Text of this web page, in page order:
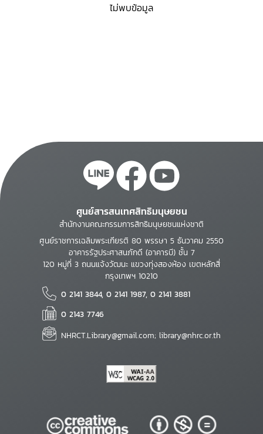
ไม่พบข้อมูล
ศูนย์สารสนเทศสิทธิมนุษยชน
สำนักงานคณะกรรมการสิทธิมนุษยชนแห่งชาติ
ศูนย์ราชการเฉลิมพระเกียรติ 80 พรรษา 5 ธันวาคม 2550
อาคารรัฐประศาสนภักดี (อาคารบี) ชั้น 7
120 หมู่ที่ 3 ถนนแจ้งวัฒนะ แขวงทุ่งสองห้อง เขตหลักสี่
กรุงเทพฯ 10210
0 2141 3844, 0 2141 1987, 0 2141 3881
0 2143 7746
NHRCT.Library@gmail.com; library@nhrc.or.th